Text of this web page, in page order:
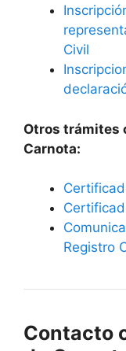
Civil
Otros trámites
Carnota:
Registro
Contacto